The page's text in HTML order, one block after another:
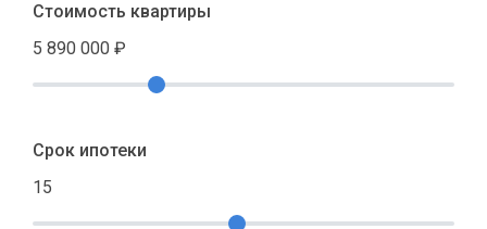
Стоимость квартиры
5 890 000 ₽
Срок ипотеки
15